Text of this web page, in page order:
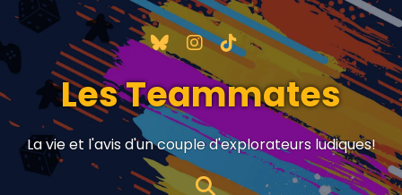
Les Teammates
La vie et l'avis d'un couple d'explorateurs ludiques!